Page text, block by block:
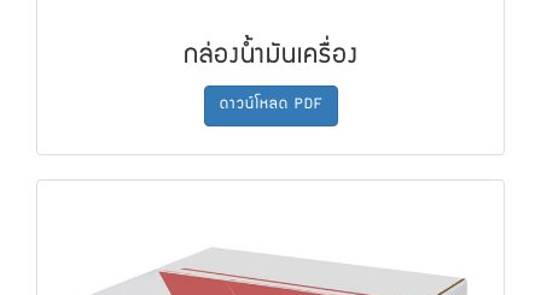
กล่องน้ำมันเครื่อง
ดาวน์โหลด PDF